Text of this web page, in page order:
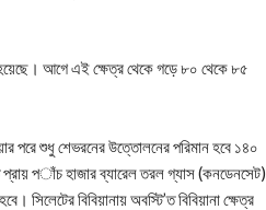
হয়েছে। আগে এই ক্ষেত্র থেকে গড়ে ৮০ থেকে ৮৫
পরে শুধু শেভরনের উত্তোলনের পরিমান হবে ১৪০
প‎াঁচ হাজার ব্যারেল তরল গ্যাস (কনডেনসেট)
বিবিয়ানায় অবস্টি’ত বিবিয়ানা ক্ষেত্র